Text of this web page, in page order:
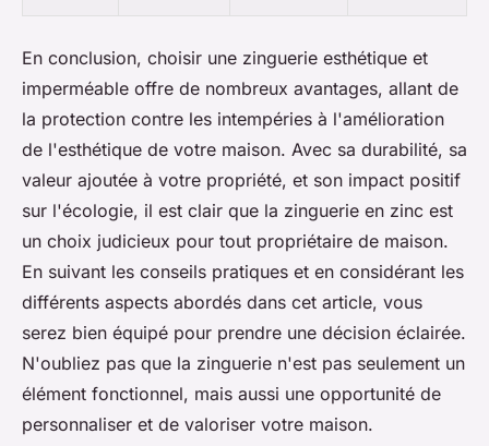
En conclusion, choisir une zinguerie esthétique et
imperméable offre de nombreux avantages, allant de
la protection contre les intempéries à l'amélioration
de l'esthétique de votre maison. Avec sa durabilité, sa
valeur ajoutée à votre propriété, et son impact positif
sur l'écologie, il est clair que la zinguerie en zinc est
un choix judicieux pour tout propriétaire de maison.
En suivant les conseils pratiques et en considérant les
différents aspects abordés dans cet article, vous
serez bien équipé pour prendre une décision éclairée.
N'oubliez pas que la zinguerie n'est pas seulement un
élément fonctionnel, mais aussi une opportunité de
personnaliser et de valoriser votre maison.